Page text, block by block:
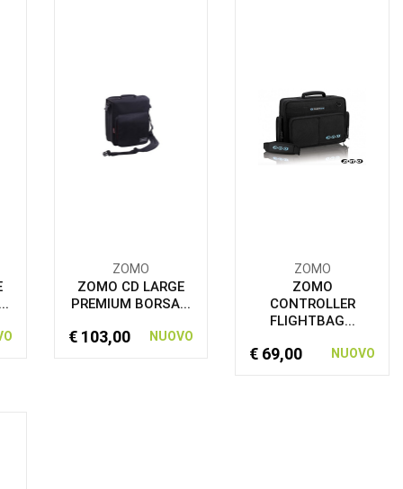
ZOMO
ZOMO CD LARGE
PREMIUM BORSA...
€ 103,00 NUOVO
ZOMO
ZOMO
CONTROLLER
FLIGHTBAG...
€ 69,00 NUOVO